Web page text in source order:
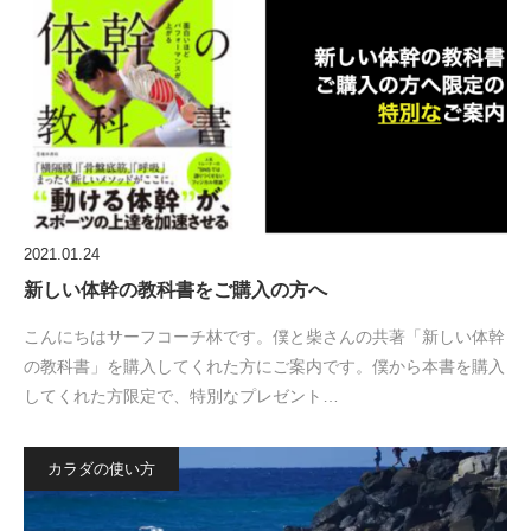
2021.01.24
新しい体幹の教科書をご購入の方へ
こんにちはサーフコーチ林です。僕と柴さんの共著「新しい体幹
の教科書」を購入してくれた方にご案内です。僕から本書を購入
してくれた方限定で、特別なプレゼント…
カラダの使い方